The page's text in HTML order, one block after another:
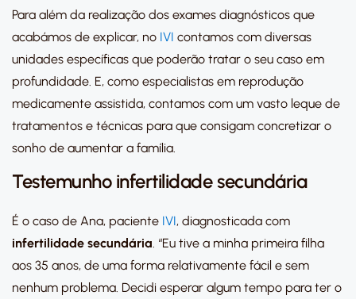
Para além da realização dos exames diagnósticos que
acabámos de explicar, no IVI contamos com diversas
unidades específicas que poderão tratar o seu caso em
profundidade. E, como especialistas em reprodução
medicamente assistida, contamos com um vasto leque de
tratamentos e técnicas para que consigam concretizar o
sonho de aumentar a família.
Testemunho infertilidade secundária
É o caso de Ana, paciente IVI, diagnosticada com
infertilidade secundária. “Eu tive a minha primeira filha
aos 35 anos, de uma forma relativamente fácil e sem
nenhum problema. Decidi esperar algum tempo para ter o